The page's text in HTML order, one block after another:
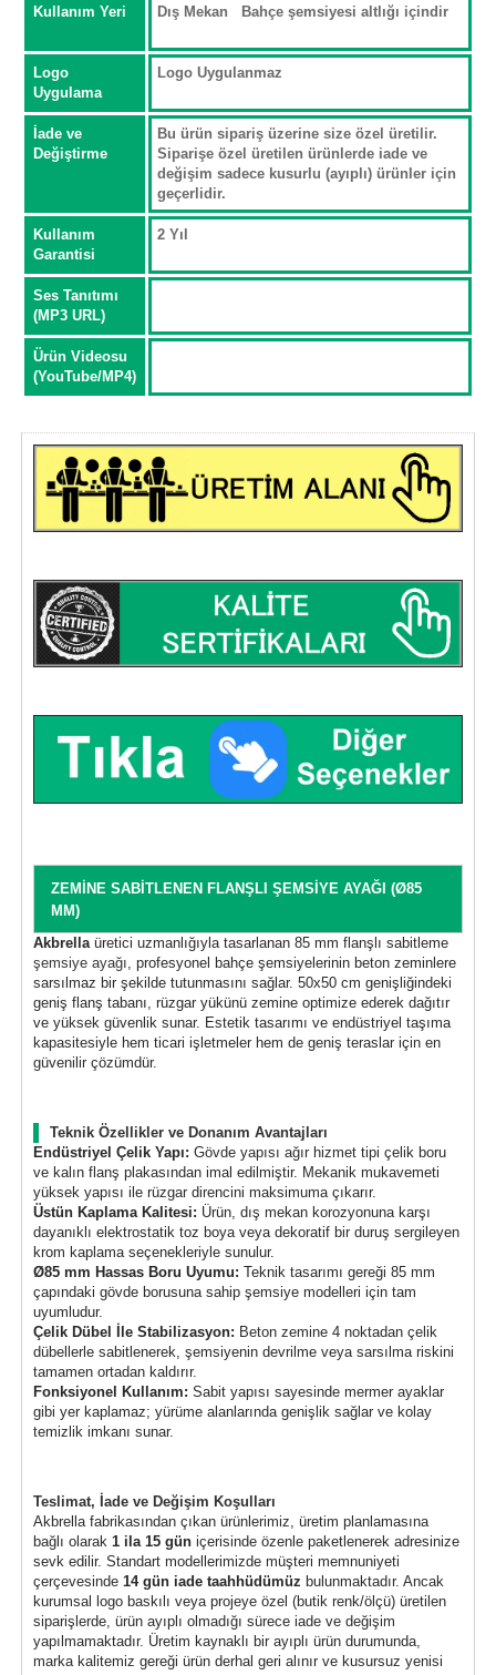
Kullanım Yeri Dış Mekan Bahçe şemsiyesi altlığı içindir
Logo
Uygulama
Logo Uygulanmaz
İade ve
Değiştirme
Bu ürün sipariş üzerine size özel üretilir.
Siparişe özel üretilen ürünlerde iade ve
değişim sadece kusurlu (ayıplı) ürünler için
geçerlidir.
Kullanım
Garantisi
2 Yıl
Ses Tanıtımı
(MP3 URL)
Ürün Videosu
(YouTube/MP4)
ZEMİNE SABİTLENEN FLANŞLI ŞEMSİYE AYAĞI (Ø85
MM)
Akbrellaüretici uzmanlığıyla tasarlanan 85 mm flanşlı sabitleme
şemsiye ayağı , profesyonel bahçe şemsiyelerinin beton zeminlere
sarsılmaz bir şekilde tutunmasını sağlar. 50x50 cm genişliğindeki
geniş flanş tabanı, rüzgar yükünü zemine optimize ederek dağıtır
ve yüksek güvenlik sunar. Estetik tasarımı ve endüstriyel taşıma
kapasitesiyle hem ticari işletmeler hem de geniş teraslar için en
güvenilir çözümdür.
Teknik Özellikler ve Donanım Avantajları
Endüstriyel Çelik Yapı: Gövde yapısı ağır hizmet tipi çelik boru
ve kalın flanş plakasından imal edilmiştir. Mekanik mukavemeti
yüksek yapısı ile rüzgar direncini maksimuma çıkarır.
Üstün Kaplama Kalitesi: Ürün, dış mekan korozyonuna karşı
dayanıklı elektrostatik toz boya veya dekoratif bir duruş sergileyen
krom kaplama seçenekleriyle sunulur.
Ø85 mm Hassas Boru Uyumu: Teknik tasarımı gereği 85 mm
çapındaki gövde borusuna sahip şemsiye modelleri için tam
uyumludur.
Çelik Dübel İle Stabilizasyon: Beton zemine 4 noktadan çelik
dübellerle sabitlenerek, şemsiyenin devrilme veya sarsılma riskini
tamamen ortadan kaldırır.
Fonksiyonel Kullanım: Sabit yapısı sayesinde mermer ayaklar
gibi yer kaplamaz; yürüme alanlarında genişlik sağlar ve kolay
temizlik imkanı sunar.
Teslimat, İade ve Değişim Koşulları
Akbrella fabrikasından çıkan ürünlerimiz, üretim planlamasına
bağlı olarak 1 ila 15 güniçerisinde özenle paketlenerek adresinize
sevk edilir. Standart modellerimizde müşteri memnuniyeti
çerçevesinde 14 gün iade taahhüdümüz bulunmaktadır. Ancak
kurumsal logo baskılı veya projeye özel (butik renk/ölçü) üretilen
siparişlerde, ürün ayıplı olmadığı sürece iade ve değişim
yapılmamaktadır. Üretim kaynaklı bir ayıplı ürün durumunda,
marka kalitemiz gereği ürün derhal geri alınır ve kusursuz yenisi